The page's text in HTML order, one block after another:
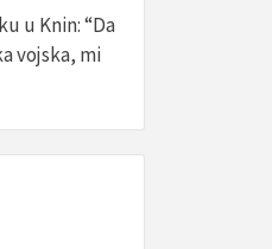
u Knin: “Da
vojska, mi